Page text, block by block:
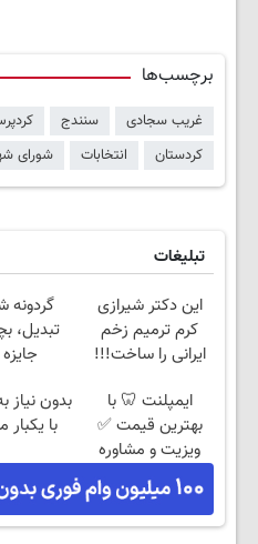
برچسب‌ها
غریب سجادی سنندج
کردستان
انتخابات شورای
تبلیغات
این دکتر شیرازی
کرم ترمیم زخم
ایرانی را ساخت!!!
تبدیل،
جایزه
ایمپلنت 🦷 با
بهترین قیمت ✅
ویزیت و مشاوره
رایگان
بدون نیاز
با یکبار